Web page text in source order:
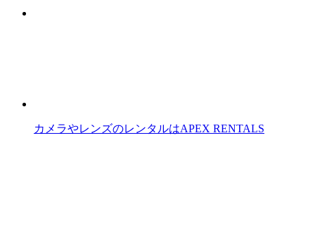
カメラやレンズのレンタルはAPEX RENTALS